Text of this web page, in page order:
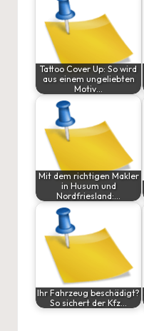
Tattoo Cover Up: So wird
aus einem ungeliebten
Motiv…
Mit dem richtigen Makler
in Husum und
Nordfriesland:…
Ihr Fahrzeug beschädigt?
So sichert der Kfz…